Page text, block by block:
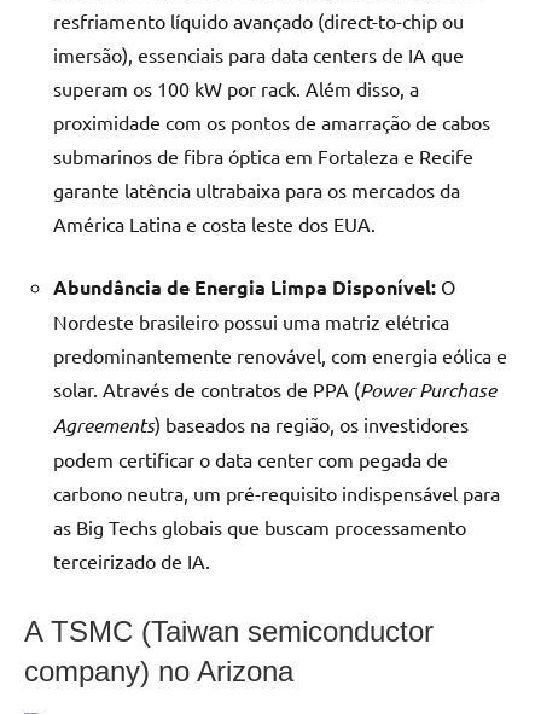
resfriamento líquido avançado (direct-to-chip ou
imersão), essenciais para data centers de IA que
superam os 100 kW por rack. Além disso, a
proximidade com os pontos de amarração de cabos
submarinos de fibra óptica em Fortaleza e Recife
garante latência ultrabaixa para os mercados da
América Latina e costa leste dos EUA.
Abundância de Energia Limpa Disponível: O
Nordeste brasileiro possui uma matriz elétrica
predominantemente renovável, com energia eólica e
solar. Através de contratos de PPA (Power Purchase
Agreements) baseados na região, os investidores
podem certificar o data center com pegada de
carbono neutra, um pré-requisito indispensável para
as Big Techs globais que buscam processamento
terceirizado de IA.
A TSMC (Taiwan semiconductor
company) no Arizona